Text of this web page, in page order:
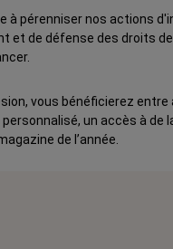
à pérenniser nos actions
et de défense des droits
vous bénéficierez entre
un accès à de
de l’année.